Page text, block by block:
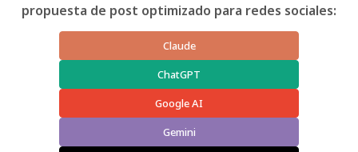
propuesta de post optimizado para redes sociales:
Claude
ChatGPT
Google AI
Gemini